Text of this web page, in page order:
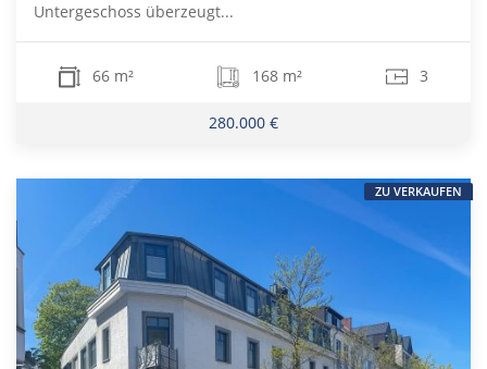
Untergeschoss überzeugt...
66 m² 168 m² 3
280.000 €
ZU VERKAUFEN